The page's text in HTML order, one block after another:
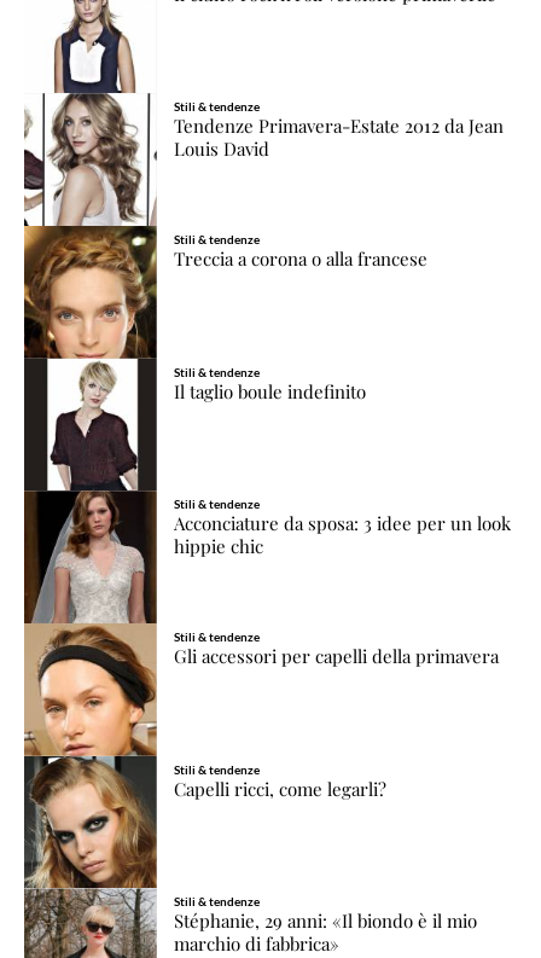
Stili & tendenze
Tendenze Primavera-Estate 2012 da Jean
Louis David
Stili & tendenze
Treccia a corona o alla francese
Stili & tendenze
Il taglio boule indefinito
Stili & tendenze
Acconciature da sposa: 3 idee per un look
hippie chic
Stili & tendenze
Gli accessori per capelli della primavera
Stili & tendenze
Capelli ricci, come legarli?
Stili & tendenze
Stéphanie, 29 anni: «Il biondo è il mio
marchio di fabbrica»